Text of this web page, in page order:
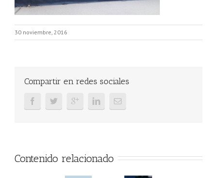
30 noviembre, 2016
Compartir en redes sociales
Contenido relacionado